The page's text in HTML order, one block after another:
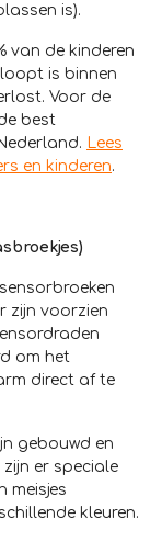
is).
van de kinderen
is binnen
Voor de
best
Lees
en kinderen.
zijn voorzien
om het
direct af te
gebouwd en
er speciale
meisjes
kleuren.